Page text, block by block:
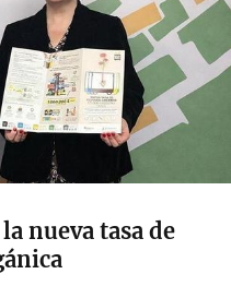
nueva tasa de